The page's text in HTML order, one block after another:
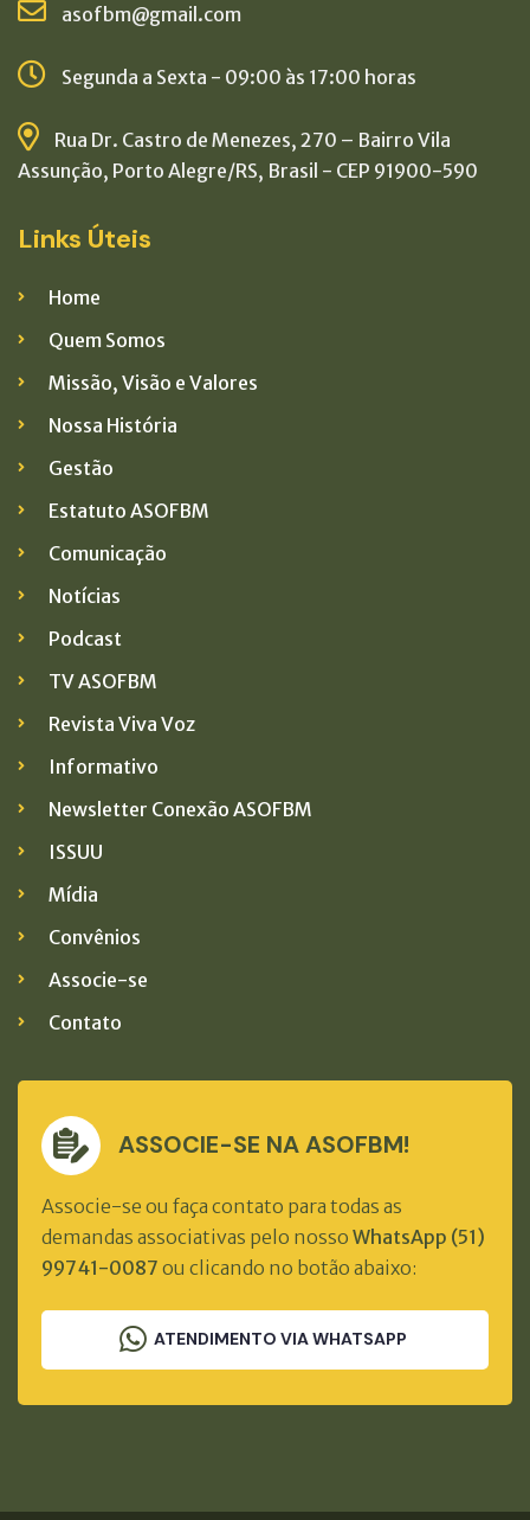
asofbm@gmail.com
Segunda a Sexta - 09:00 às 17:00 horas
Rua Dr. Castro de Menezes, 270 – Bairro Vila
Assunção, Porto Alegre/RS, Brasil - CEP 91900-590
Links Úteis
Home
Quem Somos
Missão, Visão e Valores
Nossa História
Gestão
Estatuto ASOFBM
Comunicação
Notícias
Podcast
TV ASOFBM
Revista Viva Voz
Informativo
Newsletter Conexão ASOFBM
ISSUU
Mídia
Convênios
Associe-se
Contato
ASSOCIE-SE NA ASOFBM!
Associe-se ou faça contato para todas as
demandas associativas pelo nosso WhatsApp (51)
99741-0087 ou clicando no botão abaixo:
ATENDIMENTO VIA WHATSAPP